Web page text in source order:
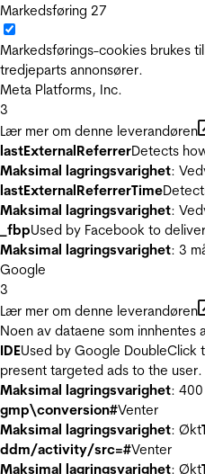
Markedsføring 27
Markedsførings-cookies brukes
tredjeparts annonsører.
Meta Platforms, Inc.
3
Lær mer om denne leverandøren
lastExternalReferrerDetects
Maksimal lagringsvarighet:
lastExternalReferrerTime
Maksimal lagringsvarighet:
_fbpUsed by Facebook to
Maksimal lagringsvarighet: 3
Google
3
Lær mer om denne leverandøren
Noen av dataene som
IDEUsed by Google
present targeted ads to the user.
Maksimal lagringsvarighet:
gmp\conversion#Venter
Maksimal lagringsvarighet: Økt
ddm/activity/src=#Venter
Maksimal lagringsvarighet: Økt